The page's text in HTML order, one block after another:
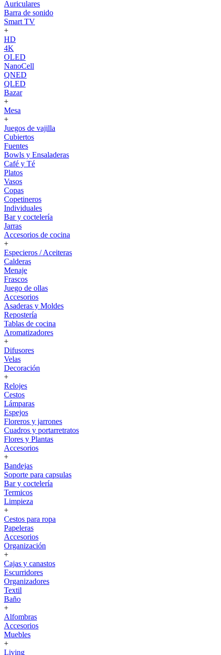
Auriculares
Barra de sonido
Smart TV
+
HD
4K
OLED
NanoCell
QNED
QLED
Bazar
+
Mesa
+
Juegos de vajilla
Cubiertos
Fuentes
Bowls y Ensaladeras
Café y Té
Platos
Vasos
Copas
Copetineros
Individuales
Bar y coctelería
Jarras
Accesorios de cocina
+
Especieros / Aceiteras
Calderas
Menaje
Frascos
Juego de ollas
Accesorios
Asaderas y Moldes
Repostería
Tablas de cocina
Aromatizadores
+
Difusores
Velas
Decoración
+
Relojes
Cestos
Lámparas
Espejos
Floreros y jarrones
Cuadros y portarretratos
Flores y Plantas
Accesorios
+
Bandejas
Soporte para capsulas
Bar y coctelería
Termicos
Limpieza
+
Cestos para ropa
Papeleras
Accesorios
Organización
+
Cajas y canastos
Escurridores
Organizadores
Textil
Baño
+
Alfombras
Accesorios
Muebles
+
Living